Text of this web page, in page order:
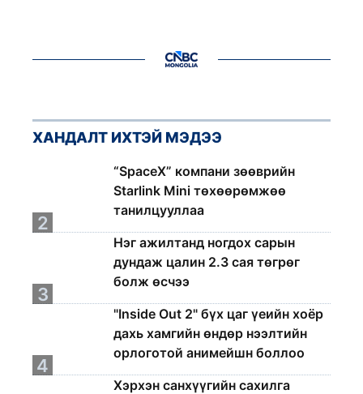
ХАНДАЛТ ИХТЭЙ МЭДЭЭ
“SpaceX” компани зөөврийн
Starlink Mini төхөөрөмжөө
танилцууллаа
2
Нэг ажилтанд ногдох сарын
дундаж цалин 2.3 сая төгрөг
болж өсчээ
3
"Inside Out 2" бүх цаг үеийн хоёр
дахь хамгийн өндөр нээлтийн
орлоготой анимейшн боллоо
4
Хэрхэн санхүүгийн сахилга